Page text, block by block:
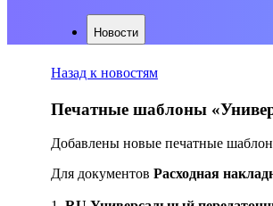
Новости
Назад к новостям
Печатные шаблоны
Добавлены новые печатные
Для документов Расходная